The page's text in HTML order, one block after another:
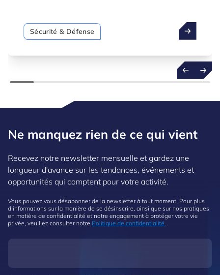
dans le domaine de la sécurité et de la défense.
Sécurité & Défense
Ne manquez rien de ce qui vient
Recevez notre newsletter mensuelle et gardez une
longueur d'avance sur les tendances, événements et
opportunités qui comptent pour votre activité.
Vous pouvez vous désabonner de la newsletter à tout moment. Pour plus
d'informations sur la manière de se désinscrire, ainsi que sur nos pratiques
en matière de confidentialité et notre engagement à protéger votre vie
privée, veuillez consulter notre Politique de confidentialité